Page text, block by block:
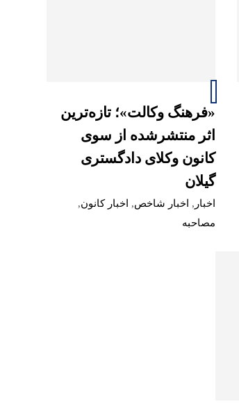
«فرهنگ وکالت»؛ تازه‌ترین
اثر منتشرشده از سوی
کانون وکلای دادگستری
گیلان
اخبار , اخبار شاخص, اخبار کانون,
مصاحبه